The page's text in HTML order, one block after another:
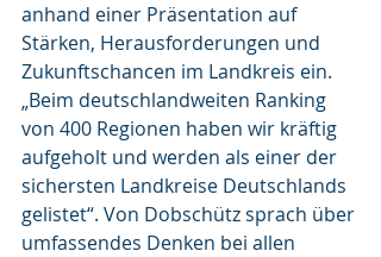
anhand einer Präsentation auf
Stärken, Herausforderungen und
Zukunftschancen im Landkreis ein.
„Beim deutschlandweiten Ranking
von 400 Regionen haben wir kräftig
aufgeholt und werden als einer der
sichersten Landkreise Deutschlands
gelistet“. Von Dobschütz sprach über
umfassendes Denken bei allen